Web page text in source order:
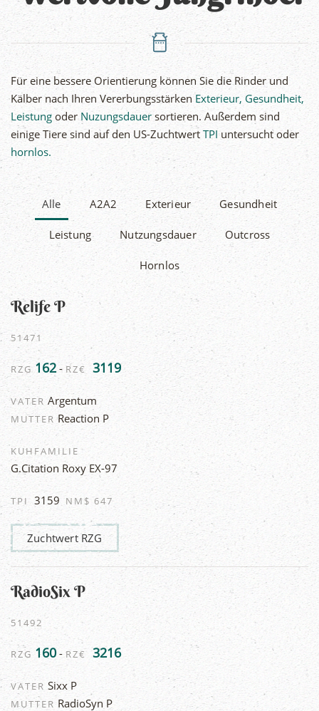
Für eine bessere Orientierung können Sie die Rinder und
Kälber nach Ihren VererbungsstärkenExterieur, Gesundheit,
Leistung oder Nuzungsdauersortieren. Außerdem sind
einige Tiere sind auf den US-Zuchtwert TPIuntersucht oder
hornlos.
Alle A2A2 Exterieur Gesundheit
Leistung Nutzungsdauer Outcross
Hornlos
Relife P
51471
RZG 162- RZ€ 3119
VATER Argentum
MUTTER Reaction P
KUHFAMILIE
G.Citation Roxy EX-97
TPI 3159 NM$ 647
Zuchtwert RZG
RadioSix P
51492
RZG 160- RZ€ 3216
VATER Sixx P
MUTTER RadioSyn P